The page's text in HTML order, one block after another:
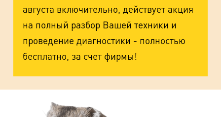
августа включительно, действует акция
на полный разбор Вашей техники и
проведение диагностики - полностью
бесплатно, за счет фирмы!